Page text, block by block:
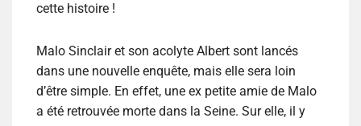
cette histoire !
Malo Sinclair et son acolyte Albert sont lancés
dans une nouvelle enquête, mais elle sera loin
d’être simple. En effet, une ex petite amie de Malo
a été retrouvée morte dans la Seine. Sur elle, il y